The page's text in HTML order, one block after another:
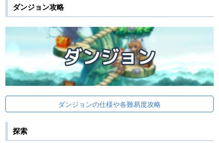
ダンジョン攻略
ダンジョンの仕様や各難易度攻略
探索